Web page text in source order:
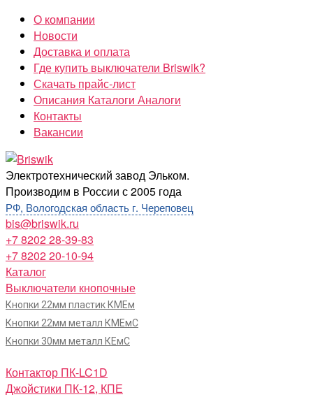
Перейти
содержимому
О компании
Новости
Доставка и оплата
Где купить выключатели Briswik?
Скачать прайс-лист
Описания Каталоги Аналоги
Контакты
Вакансии
Briswik
Электротехнический завод Эльком.
Производим в России с 2005 года
РФ, Вологодская область г. Череповец
bis@briswik.ru
+7 8202 28-39-83
+7 8202 20-10-94
Каталог
Выключатели кнопочные
Кнопки 22мм пластик КМЕм
Кнопки 22мм металл КМЕмС
Кнопки 30мм металл КЕмС
Контактор ПК-LC1D
Джойстики ПК-12, КПЕ